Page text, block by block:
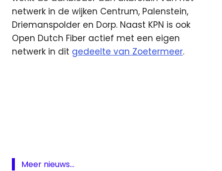
netwerk in de wijken Centrum, Palenstein,
Driemanspolder en Dorp. Naast KPN is ook
Open Dutch Fiber actief met een eigen
netwerk in dit gedeelte van Zoetermeer.
Meer nieuws...